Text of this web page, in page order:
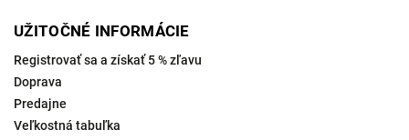
UŽITOČNÉ INFORMÁCIE
Registrovať sa a získať 5 % zľavu
Doprava
Predajne
Veľkostná tabuľka